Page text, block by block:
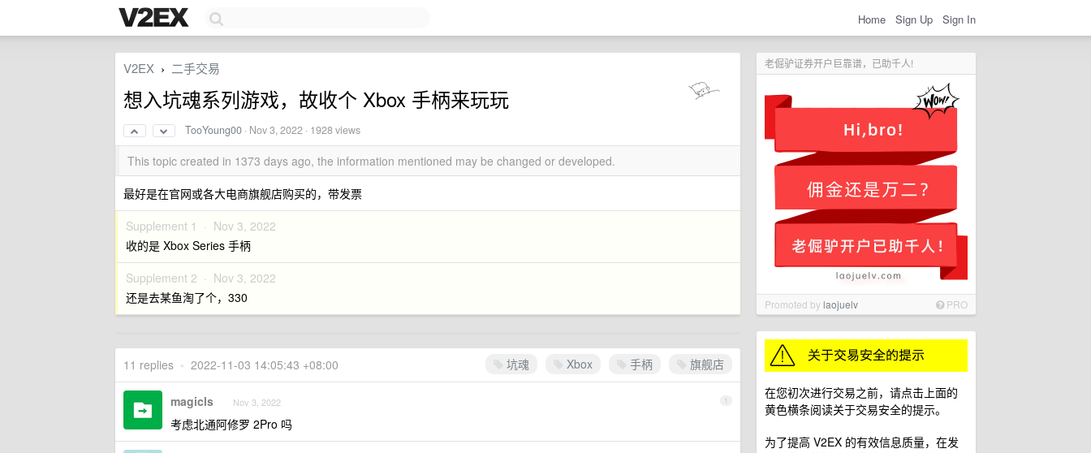
Home Sign Up Sign In
老倔驴证券开户巨靠谱，已助千人!
Promoted bylaojuelv PRO
在您初次进行交易之前，请点击上面的
黄色横条阅读关于交易安全的提示。
为了提高 V2EX 的有效信息质量，在发
V2EX › 二手交易
想入坑魂系列游戏，故收个 Xbox 手柄来玩玩
TooYoung00 · Nov 3, 2022 · 1928 views
This topic created in 1373 days ago, the information mentioned may be changed or developed.
最好是在官网或各大电商旗舰店购买的，带发票
Supplement 1 · Nov 3, 2022
收的是 Xbox Series 手柄
Supplement 2 · Nov 3, 2022
还是去某鱼淘了个，330
坑魂 Xbox 手柄 旗舰店
11 replies • 2022-11-03 14:05:43 +08:00
1
magicls Nov 3, 2022
考虑北通阿修罗 2Pro 吗